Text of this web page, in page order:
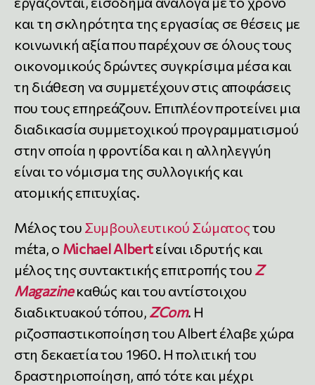
και τη σκληρότητα της εργασίας σε θέσεις με
κοινωνική αξία που παρέχουν σε όλους τους
οικονομικούς δρώντες συγκρίσιμα μέσα και
τη διάθεση να συμμετέχουν στις αποφάσεις
που τους επηρεάζουν. Επιπλέον προτείνει μια
διαδικασία συμμετοχικού προγραμματισμού
στην οποία η φροντίδα και η αλληλεγγύη
είναι το νόμισμα της συλλογικής και
ατομικής επιτυχίας.
Μέλος του Συμβουλευτικού Σώματοςτου
mέta, o Michael Albertείναι ιδρυτής και
μέλος της συντακτικής επιτροπής του Z
Magazineκαθώς και του αντίστοιχου
διαδικτυακού τόπου, ZCom. Η
ριζοσπαστικοποίηση του Albert έλαβε χώρα
στη δεκαετία του 1960. Η πολιτική του
δραστηριοποίηση, από τότε και μέχρι